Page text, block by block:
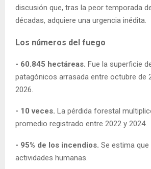
discusión que, tras la peor temporada
décadas, adquiere una urgencia inédita.
Los números del fuego
- 60.845 hectáreas. Fue la superficie
patagónicos arrasada entre octubre de
2026.
- 10 veces. La pérdida forestal
promedio registrado entre 2022 y 2024.
- 95% de los incendios. Se estima
actividades humanas.